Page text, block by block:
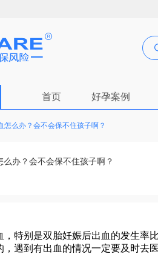
首页 好孕案例
怎么办？会不会保不住孩子啊？
办？会不会保不住孩子啊？
，特别是双胎妊娠后出血的发生率
，遇到有出血的情况一定要及时去